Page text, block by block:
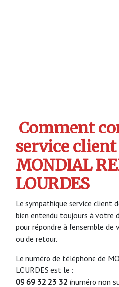
Comment
service client
MONDIAL
LOURDES
Le sympathique service client
bien entendu toujours à votre
pour répondre à l’ensemble
ou de retour.
Le numéro de téléphone de
LOURDES est le :
09 69 32 23 32 (numéro non